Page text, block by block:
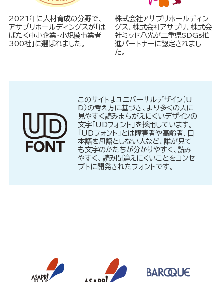
2021年に人材育成の分野で、
アサプリホールディングスが「は
ばたく中小企業・小規模事業者
300社」に選ばれました。
株式会社アサプリホールディン
グス、株式会社アサプリ、株式会
社ミッド八光が三重県SDGs推
進パートナーに認定されまし
た。
このサイトはユニバーサルデザイン（U
D）の考え方に基づき、より多くの人に
見やすく読みまちがえにくいデザインの
文字「UDフォント」を採用しています。
「UDフォント」とは障害者や高齢者、日
本語を母語としない人など、誰が見て
も文字のかたちが分かりやすく、読み
やすく、読み間違えにくいことをコンセ
プトに開発されたフォントです。